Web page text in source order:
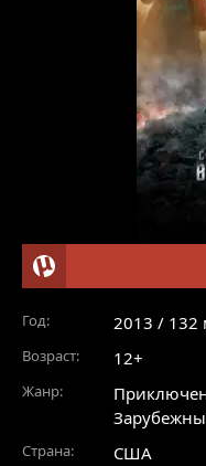
Год: 2013 / 132
Возраст: 12+
Жанр:
Страна: США